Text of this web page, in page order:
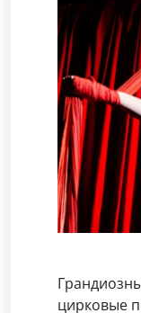
цирковые